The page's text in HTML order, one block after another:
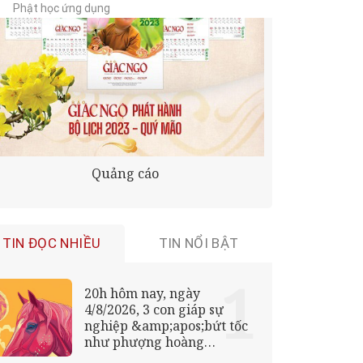
Phật học ứng dụng
Quảng cáo
TIN ĐỌC NHIỀU TIN NỔI BẬT
20h hôm nay, ngày
4/8/2026, 3 con giáp sự
nghiệp &amp;apos;bứt tốc
như phượng hoàng